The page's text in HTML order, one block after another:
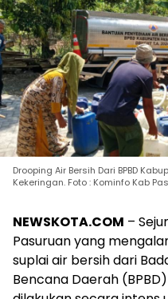
Drooping Air Bersih Dari BPBD
Kekeringan. Foto : Kominfo Kab
NEWSKOTA.COM –
Pasuruan yang
suplai air bersih dari
Bencana Daerah